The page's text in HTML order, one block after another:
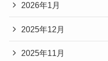
2026年1月
2025年12月
2025年11月